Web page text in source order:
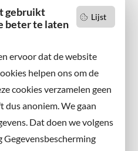
Lijst
gebruikt
beter te laten
ervoor dat de website
helpen ons om de
cookies verzamelen geen
dus anoniem. We gaan
Dat doen we volgens
Gegevensbescherming